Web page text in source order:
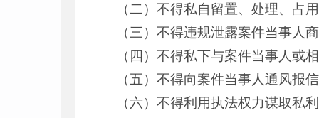
（二）不得私自留置、处理、占
（三）不得违规泄露案件当事人
（四）不得私下与案件当事人或
（五）不得向案件当事人通风报
（六）不得利用执法权力谋取私